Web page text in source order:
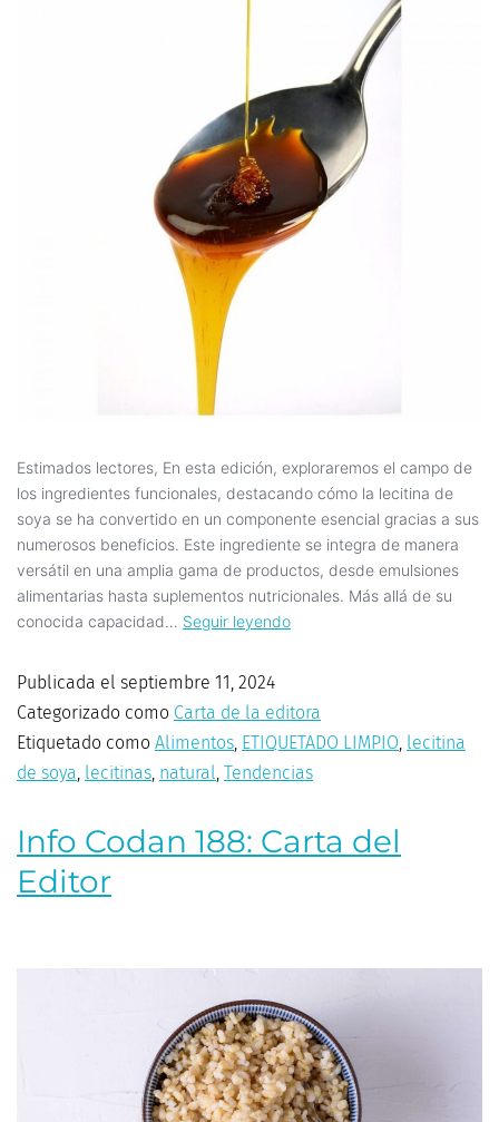
Estimados lectores, En esta edición, exploraremos el campo de
los ingredientes funcionales, destacando cómo la lecitina de
soya se ha convertido en un componente esencial gracias a sus
numerosos beneficios. Este ingrediente se integra de manera
versátil en una amplia gama de productos, desde emulsiones
alimentarias hasta suplementos nutricionales. Más allá de su
conocida capacidad… Seguir leyendo
Publicada el septiembre 11, 2024
Categorizado como Carta de la editora
Etiquetado como Alimentos, ETIQUETADO LIMPIO, lecitina
de soya, lecitinas, natural, Tendencias
Info Codan 188: Carta del
Editor